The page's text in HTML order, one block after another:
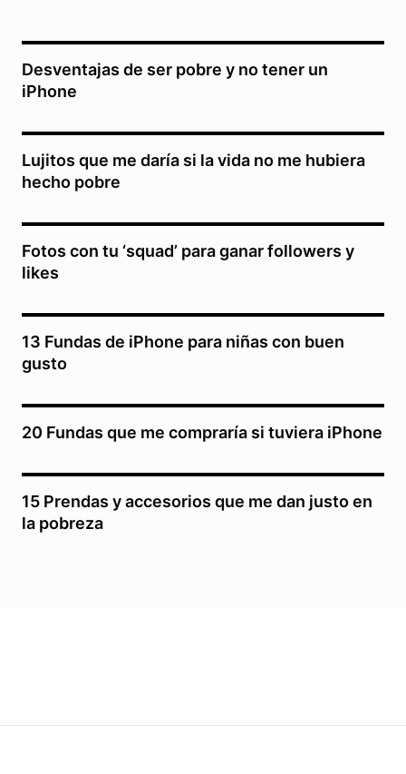
Desventajas de ser pobre y no tener un
iPhone
Lujitos que me daría si la vida no me hubiera
hecho pobre
Fotos con tu ‘squad’ para ganar followers y
likes
13 Fundas de iPhone para niñas con buen
gusto
20 Fundas que me compraría si tuviera iPhone
15 Prendas y accesorios que me dan justo en
la pobreza